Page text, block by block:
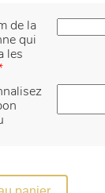
de la
qui
les